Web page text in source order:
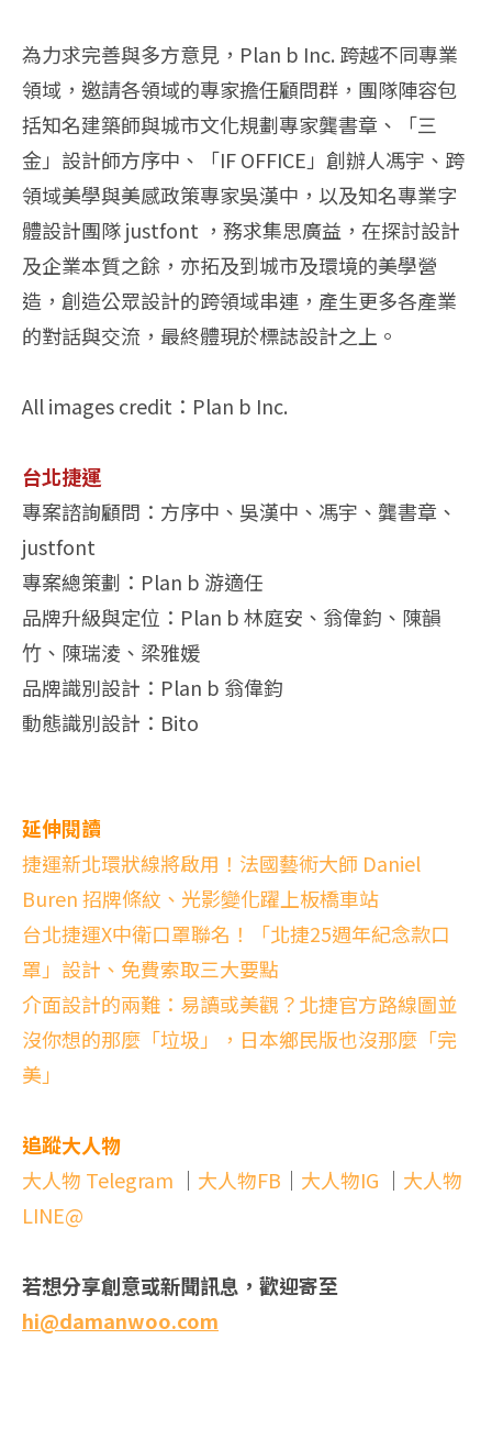
為⼒求完善與多⽅意⾒，Plan b Inc. 跨越不同專業
領域，邀請各領域的專家擔任顧問群，團隊陣容包
括知名建築師與城市⽂化規劃專家龔書章、「三
⾦」設計師⽅序中、「IF OFFICE」創辦⼈馮宇、跨
領域美學與美感政策專家吳漢中，以及知名專業字
體設計團隊 justfont ，務求集思廣益，在探討設計
及企業本質之餘，亦拓及到城市及環境的美學營
造，創造公眾設計的跨領域串連，產⽣更多各產業
的對話與交流，最終體現於標誌設計之上。
All images credit：Plan b Inc.
台北捷運
專案諮詢顧問：⽅序中、吳漢中、馮宇、龔書章、
justfont
專案總策劃：Plan b 游適任
品牌升級與定位：Plan b 林庭安、翁偉鈞、陳韻
⽵、陳瑞淩、梁雅媛
品牌識別設計：Plan b 翁偉鈞
動態識別設計：Bito
延伸閱讀
捷運新北環狀線將啟用！法國藝術大師 Daniel
Buren 招牌條紋、光影變化躍上板橋車站
台北捷運X中衛口罩聯名！「北捷25週年紀念款口
罩」設計、免費索取三大要點
介面設計的兩難：易讀或美觀？北捷官方路線圖並
沒你想的那麼「垃圾」，日本鄉民版也沒那麼「完
美」
追蹤大人物
大人物 Telegram ｜ 大人物FB ｜ 大人物IG ｜ 大人物
LINE@
若想分享創意或新聞訊息，歡迎寄至
hi@damanwoo.com